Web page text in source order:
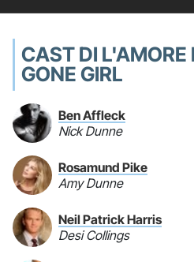
CAST DI L'AMORE
GONE GIRL
Ben Affleck
Nick Dunne
Rosamund Pike
Amy Dunne
Neil Patrick Harris
Desi Collings